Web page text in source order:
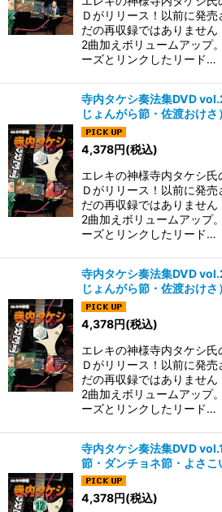
Ｄがリリース！以前に発
だの再収録ではありませ
2曲加えボリュームアップ
ーズとリンクしたリード…
寺内タケシ奏法集DVD
じょんがら節・佐渡おけさ）
4,378円(税込)
エレキの神様寺内タケシ氏
Ｄがリリース！以前に発
だの再収録ではありませ
2曲加えボリュームアップ
ーズとリンクしたリード…
寺内タケシ奏法集DVD
じょんがら節・佐渡おけさ）
4,378円(税込)
エレキの神様寺内タケシ氏
Ｄがリリース！以前に発
だの再収録ではありませ
2曲加えボリュームアップ
ーズとリンクしたリード…
寺内タケシ奏法集DVD
節・ダンチョネ節・よさこ
4,378円(税込)